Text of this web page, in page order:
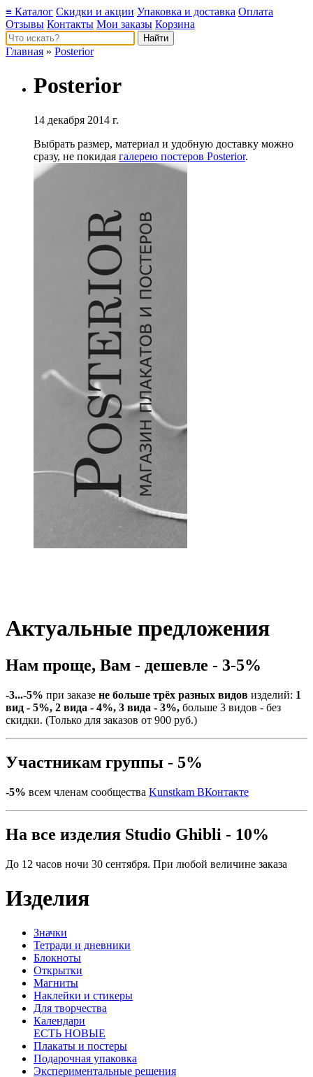
≡ Каталог Скидки и акции Упаковка и доставка Оплата
Отзывы Контакты Мои заказы Корзина
Главная » Posterior
Posterior
14 декабря 2014 г.
Выбрать размер, материал и удобную доставку можно
сразу, не покидая галерею постеров Posterior.
Актуальные предложения
Нам проще, Вам - дешевле - 3-5%
-3...-5% при заказе не больше трёх разных видов изделий: 1
вид - 5%, 2 вида - 4%, 3 вида - 3%, больше 3 видов - без
скидки. (Только для заказов от 900 руб.)
Участникам группы - 5%
-5% всем членам сообщества Kunstkam ВКонтакте
На все изделия Studio Ghibli - 10%
До 12 часов ночи 30 сентября. При любой величине заказа
Изделия
Значки
Тетради и дневники
Блокноты
Открытки
Магниты
Наклейки и стикеры
Для творчества
Календари
ЕСТЬ НОВЫЕ
Плакаты и постеры
Подарочная упаковка
Экспериментальные решения